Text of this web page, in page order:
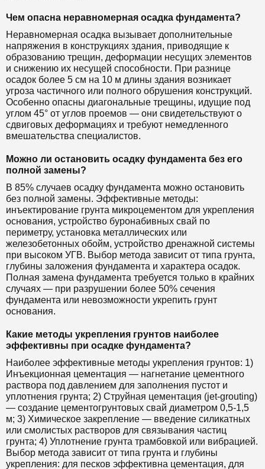
Чем опасна неравномерная осадка фундамента?
Неравномерная осадка вызывает дополнительные
напряжения в конструкциях здания, приводящие к
образованию трещин, деформации несущих элементов
и снижению их несущей способности. При разнице
осадок более 5 см на 10 м длины здания возникает
угроза частичного или полного обрушения конструкций.
Особенно опасны диагональные трещины, идущие под
углом 45° от углов проемов — они свидетельствуют о
сдвиговых деформациях и требуют немедленного
вмешательства специалистов.
Можно ли остановить осадку фундамента без его
полной замены?
В 85% случаев осадку фундамента можно остановить
без полной замены. Эффективные методы:
инъектирование грунта микроцементом для укрепления
основания, устройство буронабивных свай по
периметру, установка металлических или
железобетонных обойм, устройство дренажной системы
при высоком УГВ. Выбор метода зависит от типа грунта,
глубины заложения фундамента и характера осадок.
Полная замена фундамента требуется только в крайних
случаях — при разрушении более 50% сечения
фундамента или невозможности укрепить грунт
основания.
Какие методы укрепления грунтов наиболее
эффективны при осадке фундамента?
Наиболее эффективные методы укрепления грунтов: 1)
Инъекционная цементация — нагнетание цементного
раствора под давлением для заполнения пустот и
уплотнения грунта; 2) Струйная цементация (jet-grouting)
— создание цементогрунтовых свай диаметром 0,5-1,5
м; 3) Химическое закрепление — введение силикатных
или смолистых растворов для связывания частиц
грунта; 4) Уплотнение грунта трамбовкой или вибрацией.
Выбор метода зависит от типа грунта и глубины
укрепления: для песков эффективна цементация, для